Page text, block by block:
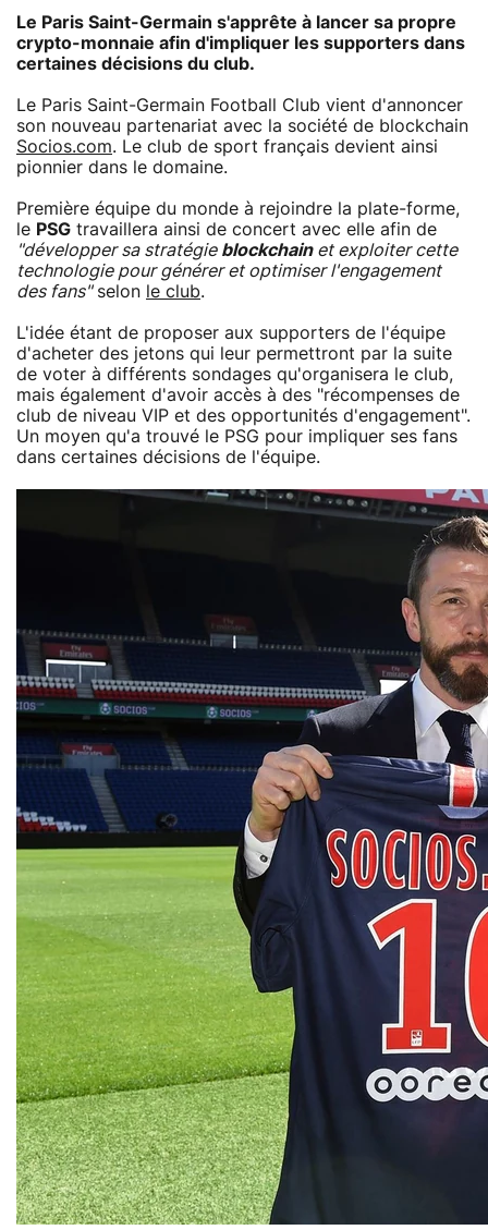
Le Paris Saint-Germain s'apprête à lancer sa propre
crypto-monnaie afin d'impliquer les supporters dans
certaines décisions du club.
Le Paris Saint-Germain Football Club vient d'annoncer
son nouveau partenariat avec la société de blockchain
Socios.com. Le club de sport français devient ainsi
pionnier dans le domaine.
Première équipe du monde à rejoindre la plate-forme,
le PSG travaillera ainsi de concert avec elle afin de
"développer sa stratégie blockchainet exploiter cette
technologie pour générer et optimiser l'engagement
des fans"selon le club.
L'idée étant de proposer aux supporters de l'équipe
d'acheter des jetons qui leur permettront par la suite
de voter à différents sondages qu'organisera le club,
mais également d'avoir accès à des "récompenses de
club de niveau VIP et des opportunités d'engagement".
Un moyen qu'a trouvé le PSG pour impliquer ses fans
dans certaines décisions de l'équipe.